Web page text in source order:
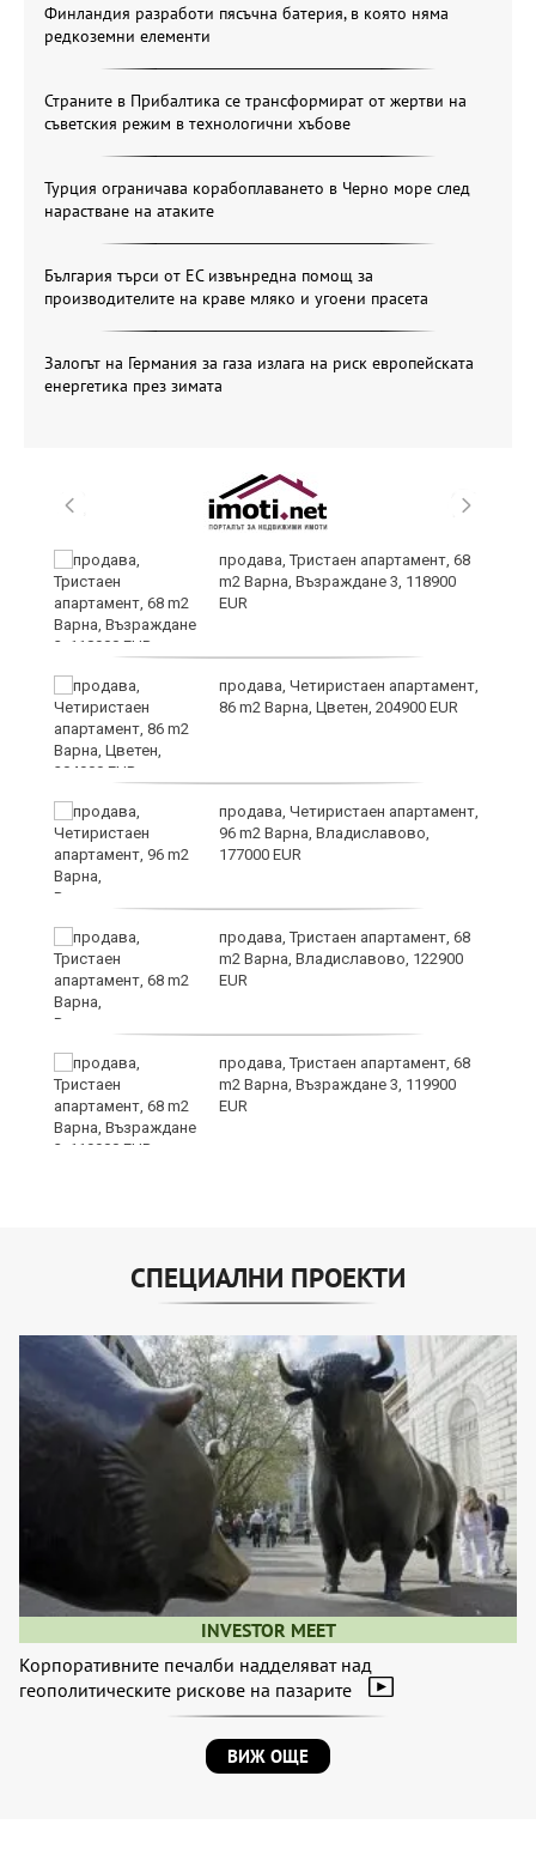
Финландия разработи пясъчна батерия, в която няма
редкоземни елементи
Страните в Прибалтика се трансформират от жертви на
съветския режим в технологични хъбове
Турция ограничава корабоплаването в Черно море след
нарастване на атаките
България търси от ЕС извънредна помощ за
производителите на краве мляко и угоени прасета
Залогът на Германия за газа излага на риск европейската
енергетика през зимата
продава, Тристаен апартамент, 68
m2 Варна, Възраждане 3, 118900
EUR
продава, Четиристаен апартамент,
86 m2 Варна, Цветен, 204900 EUR
продава, Четиристаен апартамент,
96 m2 Варна, Владиславово,
177000 EUR
продава, Тристаен апартамент, 68
m2 Варна, Владиславово, 122900
EUR
продава, Тристаен апартамент, 68
m2 Варна, Възраждане 3, 119900
EUR
СПЕЦИАЛНИ ПРОЕКТИ
INVESTOR MEET
Корпоративните печалби надделяват над
геополитическите рискове на пазарите
ВИЖ ОЩЕ